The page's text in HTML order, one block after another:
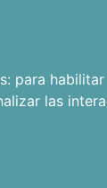
para
las